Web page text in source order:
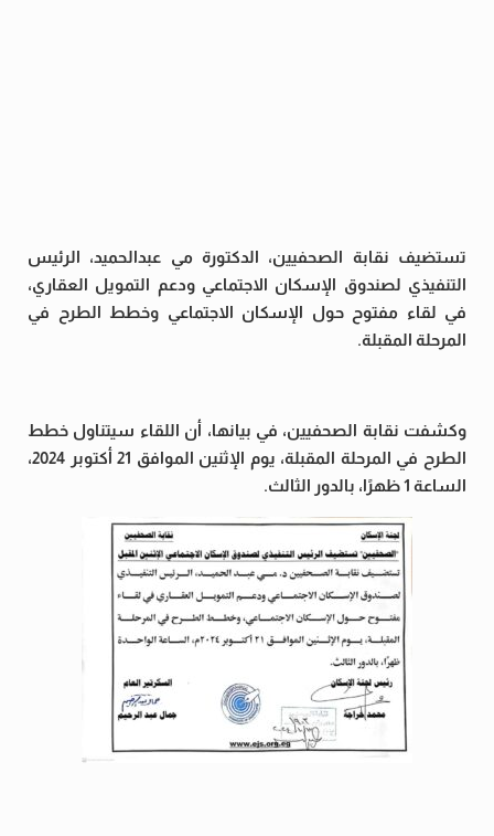
تستضيف نقابة الصحفيين، الدكتورة مي عبدالحميد، الرئيس
التنفيذي لصندوق الإسكان الاجتماعي ودعم التمويل العقاري،
في لقاء مفتوح حول الإسكان الاجتماعي وخطط الطرح في
المرحلة المقبلة.
وكشفت نقابة الصحفيين، في بيانها، أن اللقاء سيتناول خطط
الطرح في المرحلة المقبلة، يوم الإثنين الموافق 21 أكتوبر 2024،
الساعة 1 ظهرًا، بالدور الثالث.